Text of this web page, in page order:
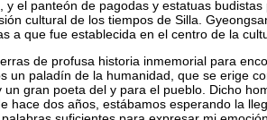
y el panteón de pagodas y estatuas budistas
cultural de los tiempos de Silla.
a que fue establecida en el centro de la
de profusa historia inmemorial para
un paladín de la humanidad, que se erige
gran poeta del y para el pueblo. Dicho
hace dos años, estábamos esperando la